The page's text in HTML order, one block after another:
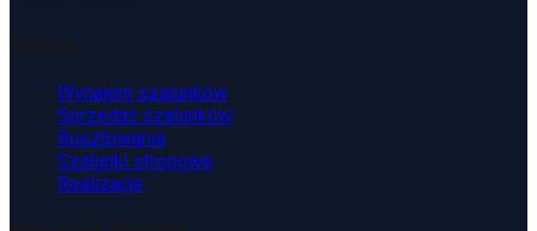
Wynajem szalunków
Sprzedaż szalunków
Rusztowania
Szalunki stropowe
Realizacje